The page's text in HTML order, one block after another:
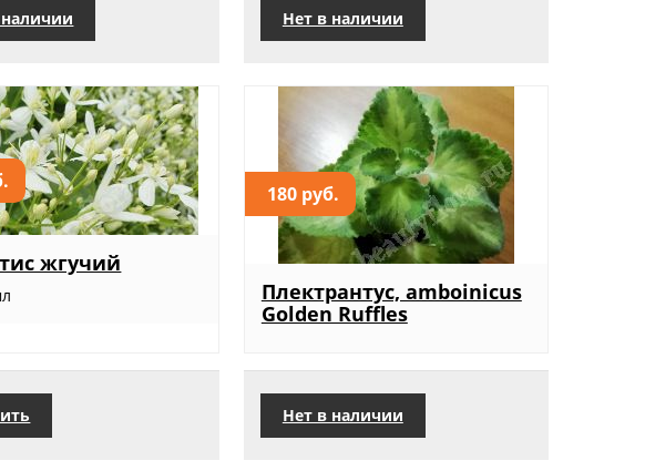
Нет в наличии
жгучий
180 руб.
Плектрантус, amboinicus
Golden Ruffles
Нет в наличии